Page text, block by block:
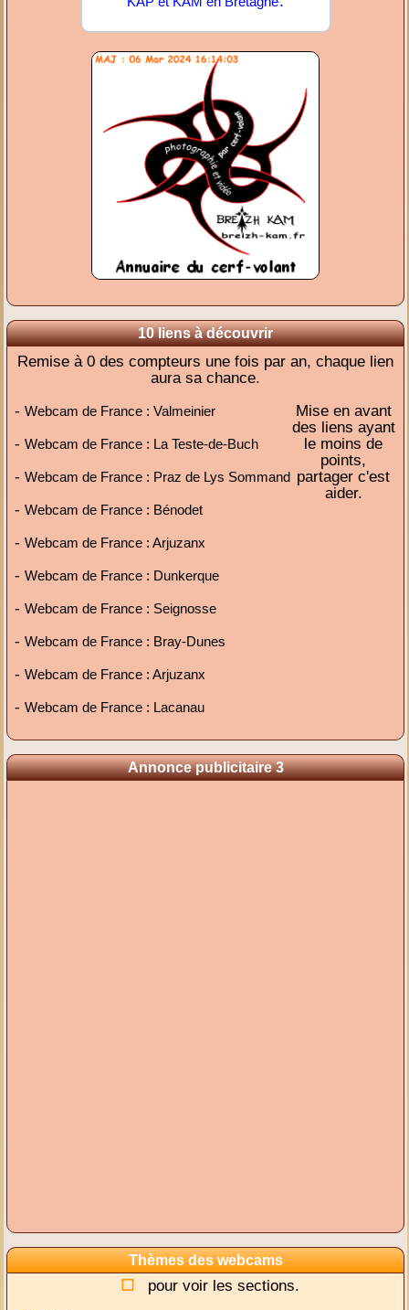
10 liens à découvrir
Remise à 0 des compteurs une fois par an, chaque lien
aura sa chance.
-Webcam de France : Valmeinier
-Webcam de France : La Teste-de-Buch
-Webcam de France : Praz de Lys Sommand
-Webcam de France : Bénodet
-Webcam de France : Arjuzanx
-Webcam de France : Dunkerque
-Webcam de France : Seignosse
-Webcam de France : Bray-Dunes
-Webcam de France : Arjuzanx
-Webcam de France : Lacanau
Mise en avant
des liens ayant
le moins de
points,
partager c'est
aider.
Annonce publicitaire 3
Thèmes des webcams
pour voir les sections.